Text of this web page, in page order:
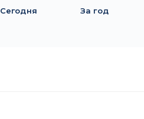
Сегодня За год